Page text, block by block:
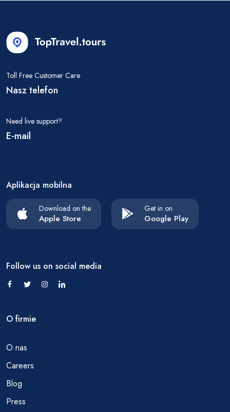
Toll Free Customer Care
Nasz telefon
Need live support?
E-mail
Aplikacja mobilna
Download on the
Apple Store
Get in on
Google Play
Follow us on social media
O firmie
O nas
Careers
Blog
Press